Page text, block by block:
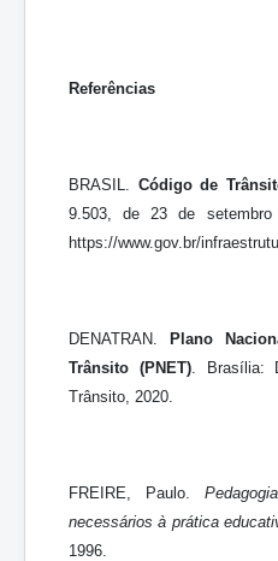
Referências
BRASIL. Código de
9.503, de 23 de
https://www.gov.br/
DENATRAN. Plano
Trânsito (PNET). Brasília:
Trânsito, 2020.
FREIRE, Paulo.
necessários à prática
1996.